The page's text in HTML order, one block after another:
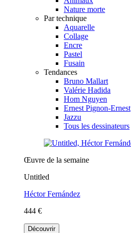
Nature morte
Par technique
Aquarelle
Collage
Encre
Pastel
Fusain
Tendances
Bruno Mallart
Valérie Hadida
Hom Nguyen
Ernest Pignon-Ernest
Jazzu
Tous les dessinateurs
Œuvre de la semaine
Untitled
Héctor Fernández
444 €
Découvrir